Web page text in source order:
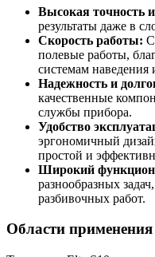
Высокая точность
результаты даже в
Скорость работы:
полевые работы,
системам наведения
Надежность и
качественные
службы прибора.
Удобство
эргономичный
простой и
Широкий
разнообразных
разбивочных работ.
Области применения